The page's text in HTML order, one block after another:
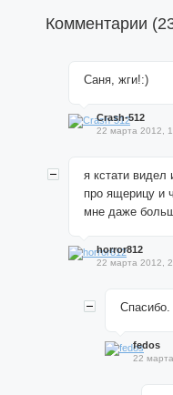
Комментарии (
Саня, жги!:)
Crash-512
22 марта 2012,
я кстати видел
про ящерицу и
мне даже
horror812
22 марта 2012,
Спасибо.
fedos
22